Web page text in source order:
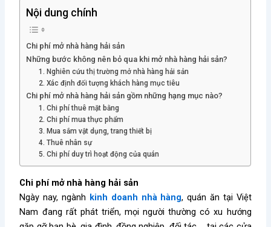
Nội dung chính
Chi phí mở nhà hàng hải sản
Những bước không nên bỏ qua khi mở nhà hàng hải sản?
1. Nghiên cứu thị trường mở nhà hàng hải sản
2. Xác định đối tượng khách hàng mục tiêu
Chi phí mở nhà hàng hải sản gồm những hạng mục nào?
1. Chi phí thuê mặt bằng
2. Chi phí mua thực phẩm
3. Mua sắm vật dụng, trang thiết bị
4. Thuê nhân sự
5. Chi phí duy trì hoạt động của quán
Chi phí mở nhà hàng hải sản
Ngày nay, ngành kinh doanh nhà hàng, quán ăn tại Việt
Nam đang rất phát triển, mọi người thường có xu hướng